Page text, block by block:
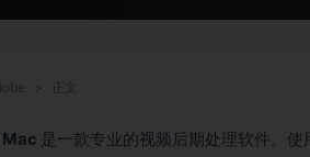
是一款专业的视频后期处理软件。